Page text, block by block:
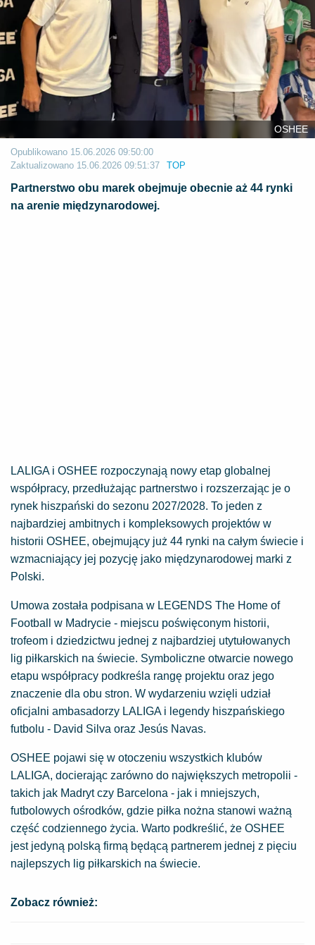
OSHEE
Opublikowano 15.06.2026 09:50:00
Zaktualizowano 15.06.2026 09:51:37 TOP
Partnerstwo obu marek obejmuje obecnie aż 44 rynki
na arenie międzynarodowej.
LALIGA i OSHEE rozpoczynają nowy etap globalnej
współpracy, przedłużając partnerstwo i rozszerzając je o
rynek hiszpański do sezonu 2027/2028. To jeden z
najbardziej ambitnych i kompleksowych projektów w
historii OSHEE, obejmujący już 44 rynki na całym świecie i
wzmacniający jej pozycję jako międzynarodowej marki z
Polski.
Umowa została podpisana w LEGENDS The Home of
Football w Madrycie - miejscu poświęconym historii,
trofeom i dziedzictwu jednej z najbardziej utytułowanych
lig piłkarskich na świecie. Symboliczne otwarcie nowego
etapu współpracy podkreśla rangę projektu oraz jego
znaczenie dla obu stron. W wydarzeniu wzięli udział
oficjalni ambasadorzy LALIGA i legendy hiszpańskiego
futbolu - David Silva oraz Jesús Navas.
OSHEE pojawi się w otoczeniu wszystkich klubów
LALIGA, docierając zarówno do największych metropolii -
takich jak Madryt czy Barcelona - jak i mniejszych,
futbolowych ośrodków, gdzie piłka nożna stanowi ważną
część codziennego życia. Warto podkreślić, że OSHEE
jest jedyną polską firmą będącą partnerem jednej z pięciu
najlepszych lig piłkarskich na świecie.
Zobacz również: